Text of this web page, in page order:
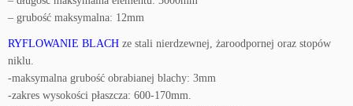
– grubość maksymalna: 12mm
RYFLOWANIE BLACH ze stali nierdzewnej, żaroodpornej oraz stopów
niklu.
-maksymalna grubość obrabianej blachy: 3mm
-zakres wysokości płaszcza: 600-170mm.